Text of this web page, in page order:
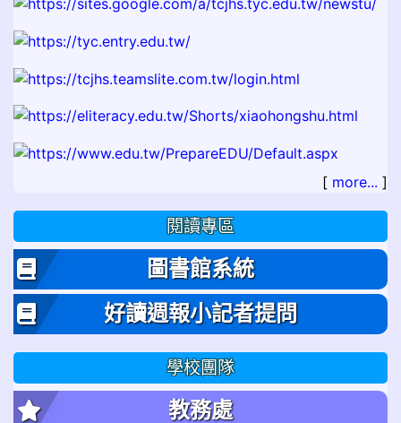
[ more... ]
閱讀專區
圖書館系統
好讀週報小記者提問
學校團隊
教務處